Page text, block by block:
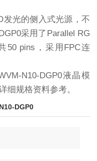
发光的侧入式光源，不
采用了Parallel RG
50 pins，采用FPC连
N10-DGP0液晶模
细规格资料参考。
DGP0